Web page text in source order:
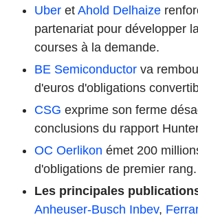
Uber et Ahold Delhaize
partenariat pour développer
courses à la demande.
BE Semiconductor va
d'euros d'obligations
CSG exprime son ferme
conclusions du rapport
OC Oerlikon émet 200
d'obligations de premier rang.
Les principales
Anheuser-Busch Inbev,